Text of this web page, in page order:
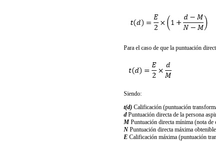
Para el caso de que la puntuación
Siendo:
t(d)Calificación (puntuación
d Puntuación directa de la persona
M Puntuación directa mínima (nota
N Puntuación directa máxima
E Calificación máxima (puntuación